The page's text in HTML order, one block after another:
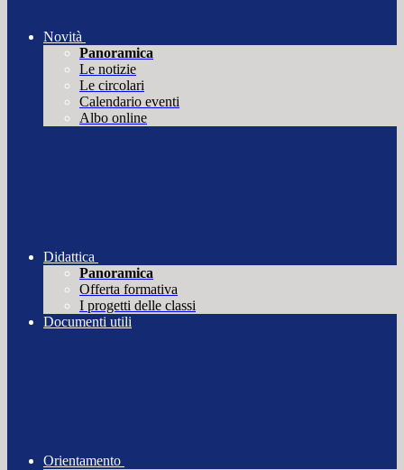
Novità
Panoramica
Le notizie
Le circolari
Calendario eventi
Albo online
Didattica
Panoramica
Offerta formativa
I progetti delle classi
Documenti utili
Orientamento